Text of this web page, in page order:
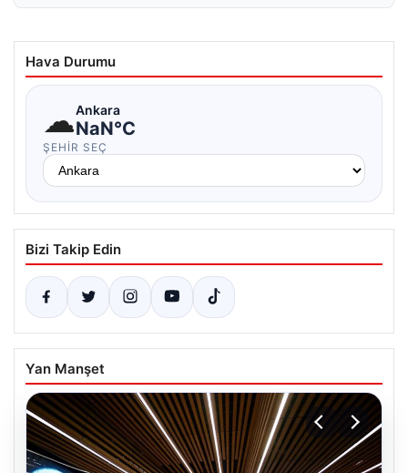
Hava Durumu
☁Ankara
NaN°C
ŞEHIR SEÇ
Bizi Takip Edin
Yan Manşet